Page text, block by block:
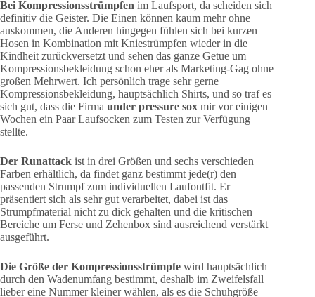
Bei Kompressionsstrümpfen im Laufsport, da scheiden sich
definitiv die Geister. Die Einen können kaum mehr ohne
auskommen, die Anderen hingegen fühlen sich bei kurzen
Hosen in Kombination mit Kniestrümpfen wieder in die
Kindheit zurückversetzt und sehen das ganze Getue um
Kompressionsbekleidung schon eher als Marketing-Gag ohne
großen Mehrwert. Ich persönlich trage sehr gerne
Kompressionsbekleidung, hauptsächlich Shirts, und so traf es
sich gut, dass die Firma under pressure sox mir vor einigen
Wochen ein Paar Laufsocken zum Testen zur Verfügung
stellte.
Der Runattack ist in drei Größen und sechs verschieden
Farben erhältlich, da findet ganz bestimmt jede(r) den
passenden Strumpf zum individuellen Laufoutfit. Er
präsentiert sich als sehr gut verarbeitet, dabei ist das
Strumpfmaterial nicht zu dick gehalten und die kritischen
Bereiche um Ferse und Zehenbox sind ausreichend verstärkt
ausgeführt.
Die Größe der Kompressionsstrümpfe wird hauptsächlich
durch den Wadenumfang bestimmt, deshalb im Zweifelsfall
lieber eine Nummer kleiner wählen, als es die Schuhgröße